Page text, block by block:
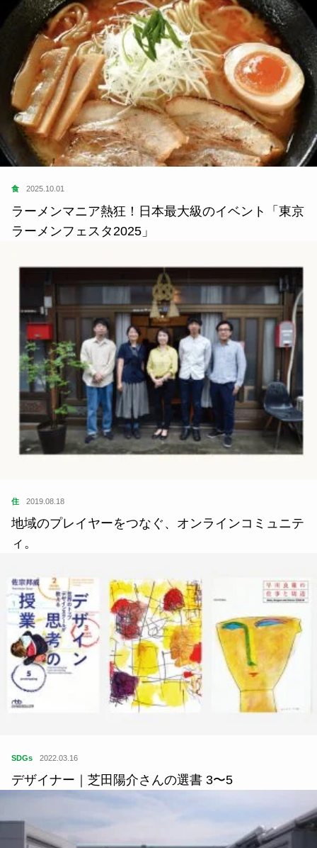
食 2025.10.01
ラーメンマニア熱狂！日本最大級のイベント「東京
ラーメンフェスタ2025」
住 2019.08.18
地域のプレイヤーをつなぐ、オンラインコミュニテ
ィ。
SDGs 2022.03.16
デザイナー｜芝田陽介さんの選書 3〜5